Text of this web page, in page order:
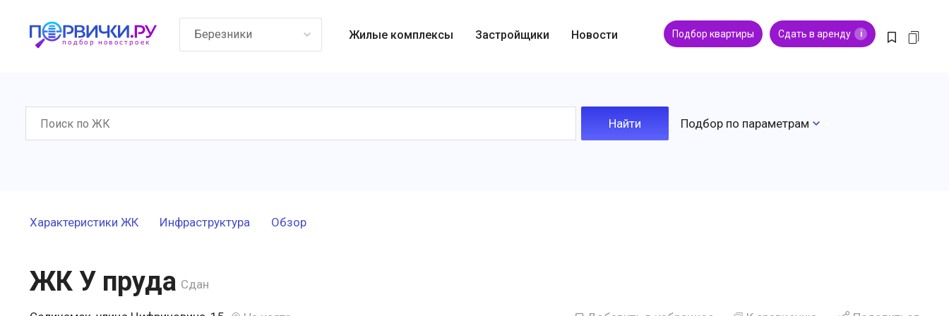
Березники Жилые комплексы Застройщики Новости Подбор квартиры Сдать в аренду i
Подбор по параметрам
Характеристики ЖК Инфраструктура Обзор
ЖК У пруда Сдан